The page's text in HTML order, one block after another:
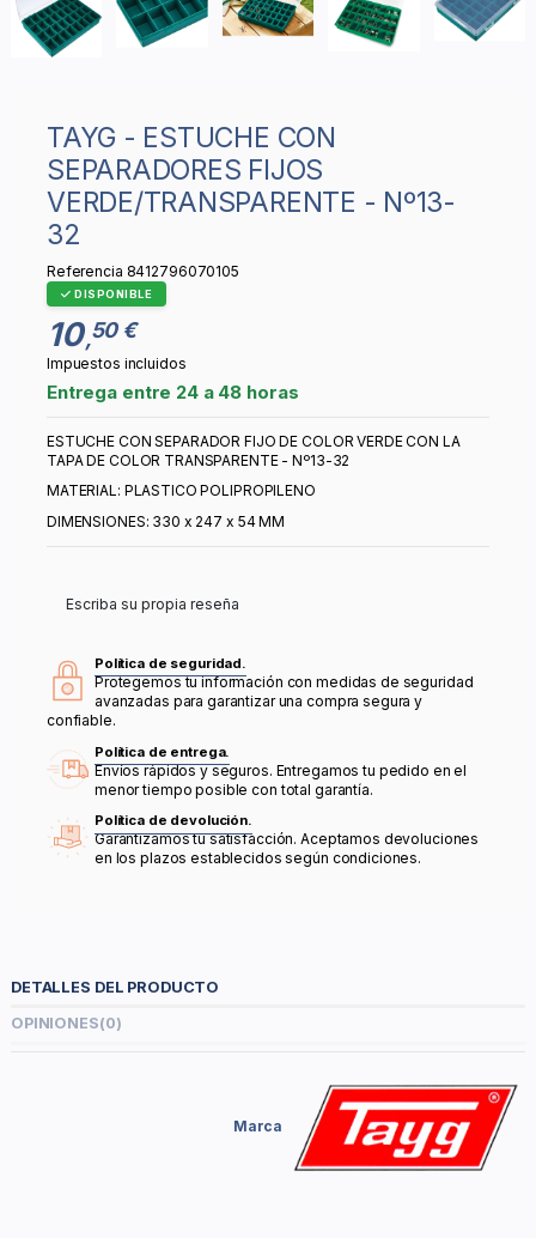
TAYG - ESTUCHE CON
SEPARADORES FIJOS
VERDE/TRANSPARENTE - Nº13-
32
Referencia 8412796070105
DISPONIBLE
10,50 €
Impuestos incluidos
Entrega entre 24 a 48 horas
ESTUCHE CON SEPARADOR FIJO DE COLOR VERDE CON LA
TAPA DE COLOR TRANSPARENTE - Nº13-32
MATERIAL: PLASTICO POLIPROPILENO
DIMENSIONES: 330 x 247 x 54 MM
Escriba su propia reseña
Política de seguridad.
Protegemos tu información con medidas de seguridad
avanzadas para garantizar una compra segura y
confiable.
Política de entrega.
Envíos rápidos y seguros. Entregamos tu pedido en el
menor tiempo posible con total garantía.
Política de devolución.
Garantizamos tu satisfacción. Aceptamos devoluciones
en los plazos establecidos según condiciones.
DETALLES DEL PRODUCTO
OPINIONES(0)
Marca